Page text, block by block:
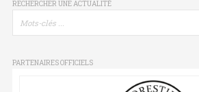
RECHERCHER UNE ACTUALITÉ
PARTENAIRES OFFICIELS